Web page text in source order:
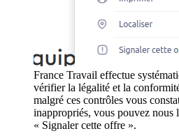
France Travail effectue
vérifier la légalité et la
malgré ces contrôles vous
inappropriés, vous pouvez nous
« Signaler cette offre ».